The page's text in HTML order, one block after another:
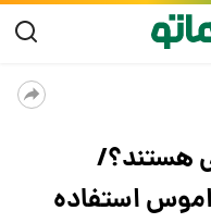
هستند؟/
استفاده